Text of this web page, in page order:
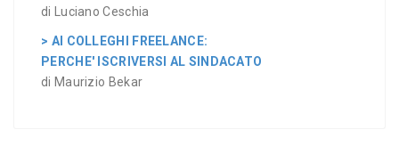
di Luciano Ceschia
> AI COLLEGHI FREELANCE:
PERCHE' ISCRIVERSI AL SINDACATO
di Maurizio Bekar